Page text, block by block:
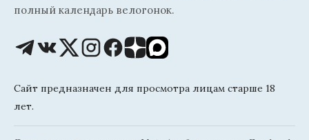
полный календарь велогонок.
Сайт предназначен для просмотра лицам старше 18
лет.